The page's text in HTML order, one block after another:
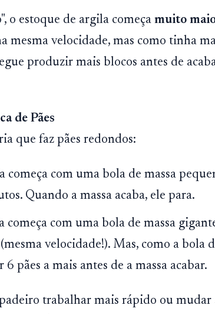
o estoque de argila começamuito
mesma velocidade, mas como tinha
produzir mais blocos antes de
de Pães
que faz pães redondos:
começa com uma bola de massa
Quando a massa acaba, ele para.
começa com uma bola de massa
velocidade!). Mas, como a bola
6 pães a mais antes de a massa acabar.
trabalhar mais rápido ou mudar